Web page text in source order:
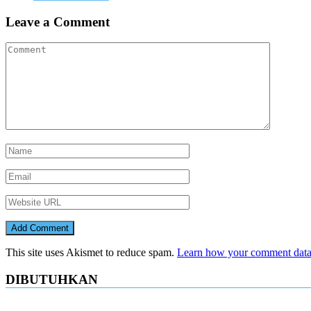
Leave a Comment
This site uses Akismet to reduce spam. Learn how your comment
DIBUTUHKAN